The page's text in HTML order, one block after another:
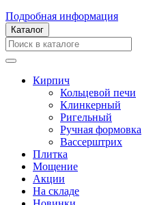
Подробная информация
Каталог
Кирпич
Кольцевой печи
Клинкерный
Ригельный
Ручная формовка
Вассерштрих
Плитка
Мощение
Акции
На складе